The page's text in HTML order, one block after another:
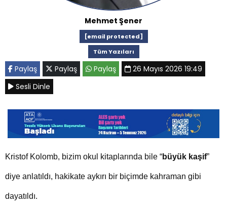
Mehmet Şener
[email protected]
Tüm Yazıları
Paylaş Paylaş Paylaş
26 Mayıs 2026 19:49
Sesli Dinle
Kristof Kolomb, bizim okul kitaplarında bile “büyük kaşif”
diye anlatıldı, hakikate aykırı bir biçimde kahraman gibi
dayatıldı.